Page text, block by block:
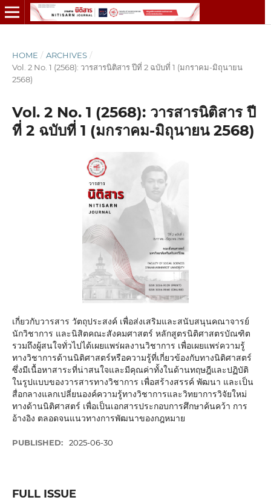
HOME / ARCHIVES /
Vol. 2 No. 1 (2568): วารสารนิติสาร ปีที่ 2 ฉบับที่ 1 (มกราคม-มิถุนายน
2568)
Vol. 2 No. 1 (2568): วารสารนิติสาร ปี
ที่ 2 ฉบับที่ 1 (มกราคม-มิถุนายน 2568)
เกี่ยวกับวารสาร วัตถุประสงค์ เพื่อส่งเสริมและสนับสนุนคณาจารย์
นักวิชาการ และนิสิตคณะสังคมศาสตร์ หลักสูตรนิติศาสตรบัณฑิต
รวมถึงผู้สนใจทั่วไปได้เผยแพร่ผลงานวิชาการ เพื่อเผยแพร่ความรู้
ทางวิชาการด้านนิติศาสตร์หรือความรู้ที่เกี่ยวข้องกับทางนิติศาสตร์
ซึ่งมีเนื้อหาสาระที่น่าสนใจและมีคุณค่าทั้งในด้านทฤษฎีและปฏิบัติ
ในรูปแบบของวารสารทางวิชาการ เพื่อสร้างสรรค์ พัฒนา และเป็น
สื่อกลางแลกเปลี่ยนองค์ความรู้ทางวิชาการและวิทยาการวิจัยใหม่
ทางด้านนิติศาสตร์ เพื่อเป็นเอกสารประกอบการศึกษาค้นคว้า การ
อ้างอิง ตลอดจนแนวทางการพัฒนาของกฎหมาย
PUBLISHED: 2025-06-30
FULL ISSUE